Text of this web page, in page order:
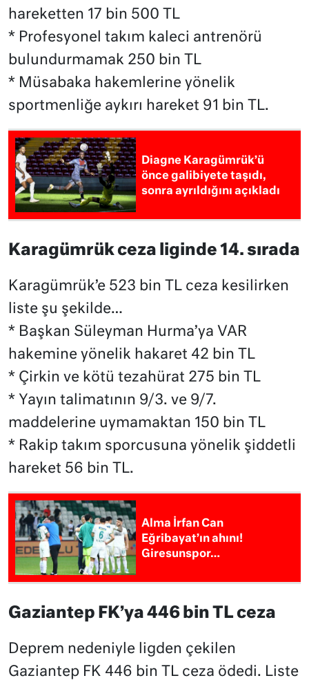
hareketten 17 bin 500 TL
* Profesyonel takım kaleci antrenörü
bulundurmamak 250 bin TL
* Müsabaka hakemlerine yönelik
sportmenliğe aykırı hareket 91 bin TL.
Diagne Karagümrük’ü
önce galibiyete taşıdı,
sonra ayrıldığını açıkladı
Karagümrük ceza liginde 14. sırada
Karagümrük’e 523 bin TL ceza kesilirken
liste şu şekilde…
* Başkan Süleyman Hurma’ya VAR
hakemine yönelik hakaret 42 bin TL
* Çirkin ve kötü tezahürat 275 bin TL
* Yayın talimatının 9/3. ve 9/7.
maddelerine uymamaktan 150 bin TL
* Rakip takım sporcusuna yönelik şiddetli
hareket 56 bin TL.
Alma İrfan Can
Eğribayat’ın ahını!
Giresunspor…
Gaziantep FK’ya 446 bin TL ceza
Deprem nedeniyle ligden çekilen
Gaziantep FK 446 bin TL ceza ödedi. Liste